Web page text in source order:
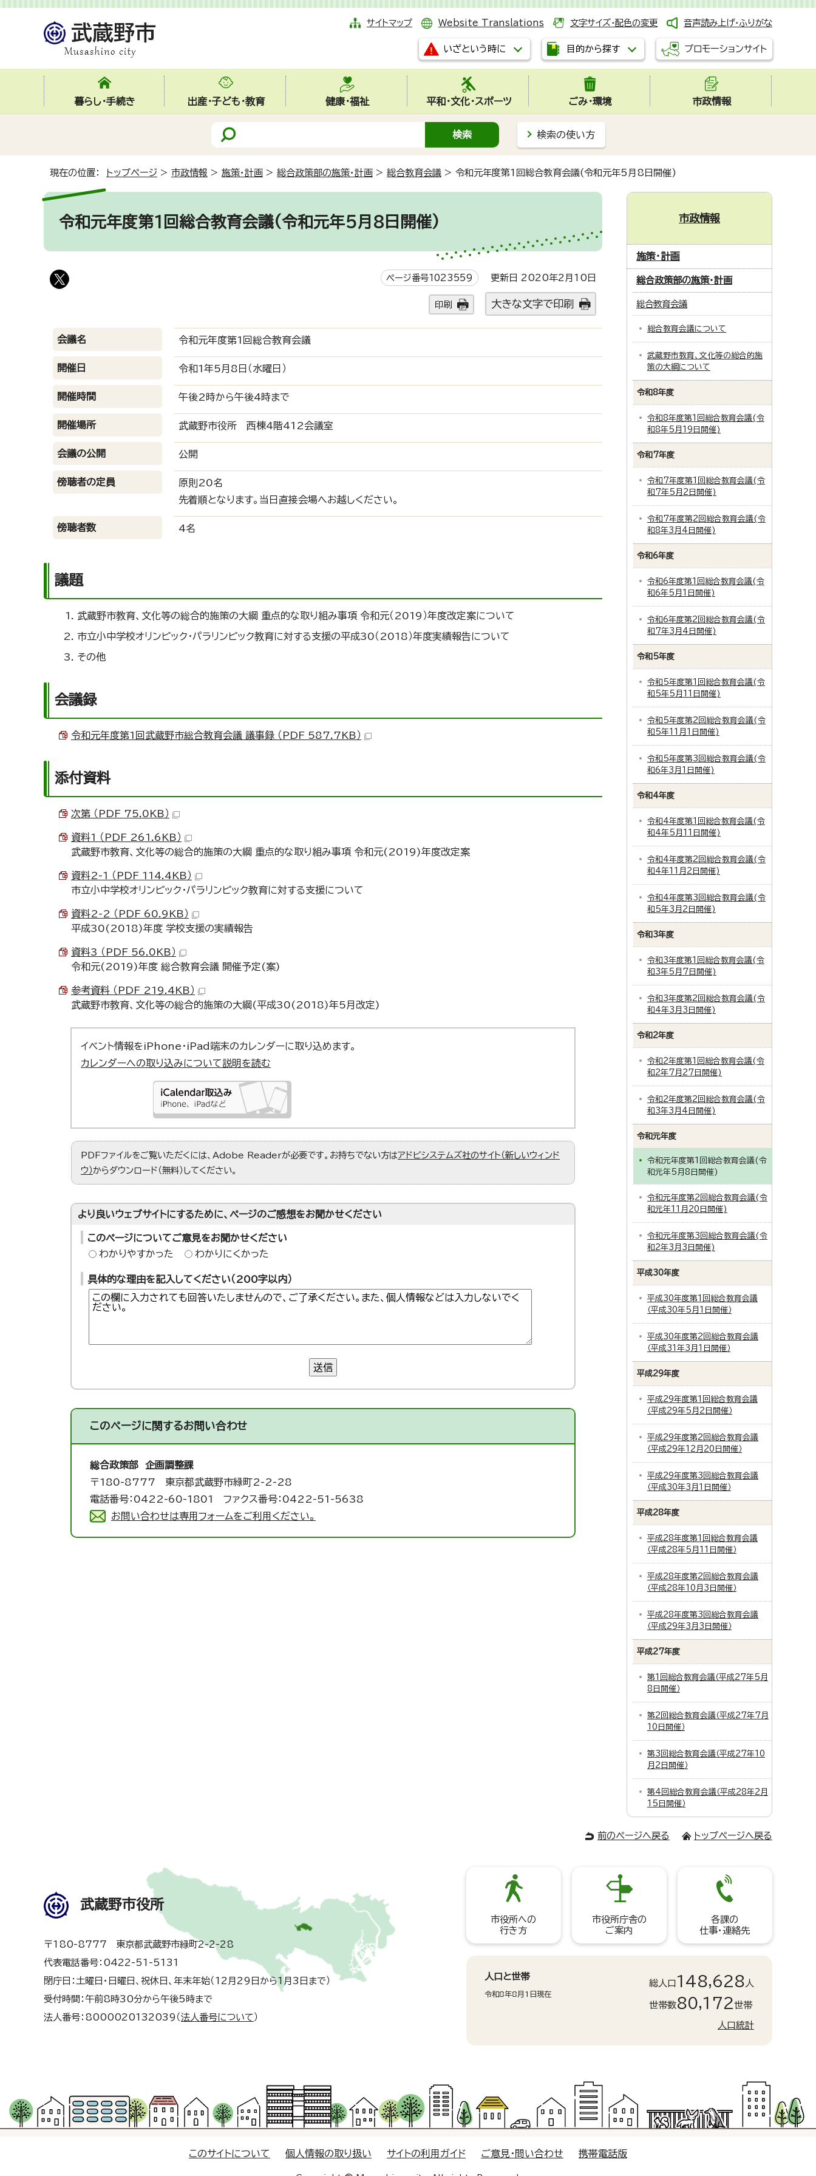
サイトマップ Website Translations 文字サイズ・配色の変更 音声読み上げ・ふりがな
いざという時に 目的から探す プロモーションサイト
暮らし・手続き 出産・子ども・教育 健康・福祉 平和・文化・スポーツ ごみ・環境 市政情報
検索の使い方
現在の位置： トップページ > 市政情報 > 施策・計画 > 総合政策部の施策・計画 > 総合教育会議 > 令和元年度第1回総合教育会議(令和元年5月8日開催)
令和元年度第1回総合教育会議(令和元年5月8日開催)
ページ番号1023559 更新日 2020年2月10日
印刷 大きな文字で印刷
会議名 令和元年度第1回総合教育会議
開催日 令和1年5月8日（水曜日）
開催時間 午後2時から午後4時まで
開催場所 武蔵野市役所 西棟4階412会議室
会議の公開 公開
傍聴者の定員
原則20名
先着順となります。当日直接会場へお越しください。
傍聴者数 4名
議題
武蔵野市教育、文化等の総合的施策の大綱 重点的な取り組み事項 令和元（2019）年度改定案について
市立小中学校オリンピック・パラリンピック教育に対する支援の平成30（2018）年度実績報告について
その他
会議録
令和元年度第1回武蔵野市総合教育会議 議事録 （PDF 587.7KB）
添付資料
次第 （PDF 75.0KB）
資料1 （PDF 261.6KB）
武蔵野市教育、文化等の総合的施策の大綱 重点的な取り組み事項 令和元(2019)年度改定案
資料2-1 （PDF 114.4KB）
市立小中学校オリンピック・パラリンピック教育に対する支援について
資料2-2 （PDF 60.9KB）
平成30(2018)年度 学校支援の実績報告
資料3 （PDF 56.0KB）
令和元(2019)年度 総合教育会議 開催予定(案)
参考資料 （PDF 219.4KB）
武蔵野市教育、文化等の総合的施策の大綱(平成30(2018)年5月改定)
イベント情報をiPhone・iPad端末のカレンダーに取り込めます。
カレンダーへの取り込みについて説明を読む
PDFファイルをご覧いただくには、Adobe Readerが必要です。お持ちでない方はアドビシステムズ社のサイト（新しいウィンド
ウ）からダウンロード（無料）してください。
より良いウェブサイトにするために、ページのご感想をお聞かせください
このページについてご意見をお聞かせください
わかりやすかった
わかりにくかった
具体的な理由を記入してください（200字以内）
送信
このページに関するお問い合わせ
総合政策部 企画調整課
〒180-8777 東京都武蔵野市緑町2-2-28
電話番号：0422-60-1801 ファクス番号：0422-51-5638
お問い合わせは専用フォームをご利用ください。
市政情報
施策・計画
総合政策部の施策・計画
総合教育会議
総合教育会議について
武蔵野市教育、文化等の総合的施
策の大綱について
令和8年度
令和8年度第1回総合教育会議(令
和8年5月19日開催)
令和7年度
令和7年度第1回総合教育会議(令
和7年5月2日開催)
令和7年度第2回総合教育会議(令
和8年3月4日開催)
令和6年度
令和6年度第1回総合教育会議(令
和6年5月1日開催)
令和6年度第2回総合教育会議(令
和7年3月4日開催)
令和5年度
令和5年度第1回総合教育会議(令
和5年5月11日開催)
令和5年度第2回総合教育会議(令
和5年11月1日開催)
令和5年度第3回総合教育会議(令
和6年3月1日開催)
令和4年度
令和4年度第1回総合教育会議(令
和4年5月11日開催)
令和4年度第2回総合教育会議(令
和4年11月2日開催)
令和4年度第3回総合教育会議(令
和5年3月2日開催)
令和3年度
令和3年度第1回総合教育会議(令
和3年5月7日開催)
令和3年度第2回総合教育会議(令
和4年3月3日開催)
令和2年度
令和2年度第1回総合教育会議(令
和2年7月27日開催)
令和2年度第2回総合教育会議(令
和3年3月4日開催)
令和元年度
令和元年度第1回総合教育会議(令
和元年5月8日開催)
令和元年度第2回総合教育会議(令
和元年11月20日開催)
令和元年度第3回総合教育会議(令
和2年3月3日開催)
平成30年度
平成30年度第1回総合教育会議
（平成30年5月1日開催）
平成30年度第2回総合教育会議
（平成31年3月1日開催）
平成29年度
平成29年度第1回総合教育会議
（平成29年5月2日開催）
平成29年度第2回総合教育会議
（平成29年12月20日開催）
平成29年度第3回総合教育会議
（平成30年3月1日開催）
平成28年度
平成28年度第1回総合教育会議
（平成28年5月11日開催）
平成28年度第2回総合教育会議
（平成28年10月3日開催）
平成28年度第3回総合教育会議
（平成29年3月3日開催）
平成27年度
第1回総合教育会議（平成27年5月
8日開催）
第2回総合教育会議（平成27年7月
10日開催）
第3回総合教育会議（平成27年10
月2日開催）
第4回総合教育会議（平成28年2月
15日開催）
前のページへ戻る トップページへ戻る
武蔵野市役所
〒180-8777 東京都武蔵野市緑町2-2-28
代表電話番号：0422-51-5131
閉庁日：土曜日・日曜日、祝休日、年末年始（12月29日から1月3日まで）
受付時間：午前8時30分から午後5時まで
法人番号：8000020132039（ 法人番号について ）
市役所への
行き方
市役所庁舎の
ご案内
各課の
仕事・連絡先
人口と世帯
令和8年8月1日現在
総人口 148,628 人
世帯数80,172世帯
人口統計
このサイトについて 個人情報の取り扱い サイトの利用ガイド ご意見・問い合わせ 携帯電話版